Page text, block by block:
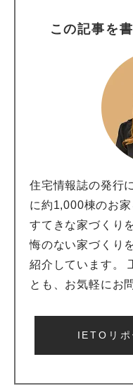
この記事を
住宅情報誌の発行
に約1,000棟のお
すてきな家づくり
悔のない家づくり
紹介しています。
とも、お気軽にお
IETOリポ